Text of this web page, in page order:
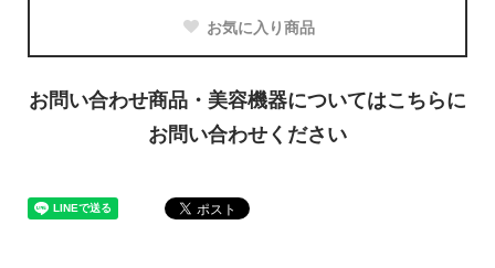
お気に入り商品
お問い合わせ商品・美容機器についてはこちらに
お問い合わせください